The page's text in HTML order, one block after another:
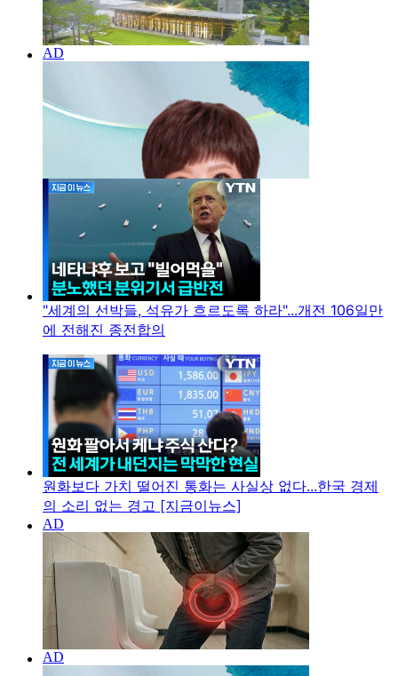
"세계의 선박들, 석유가 흐르도록 하라"...개전 106일만
에 전해진 종전합의
원화보다 가치 떨어진 통화는 사실상 없다...한국 경제
의 소리 없는 경고 [지금이뉴스]